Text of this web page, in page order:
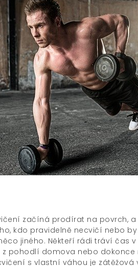
začíná prodírat na povrch,
kdo pravidelně necvičí nebo
jiného. Někteří rádi tráví čas
pohodlí domova nebo
s vlastní váhou je zátěžová